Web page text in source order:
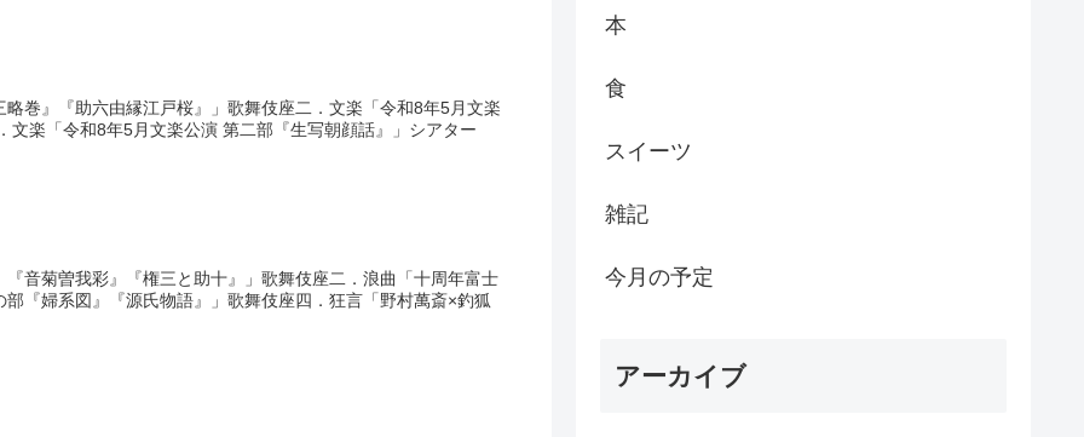
巻』『助六由縁江戸桜』」歌舞伎座二．文楽「令和8年5月文楽
楽「令和8年5月文楽公演 第二部『生写朝顔話』」シアター
音菊曽我彩』『権三と助十』」歌舞伎座二．浪曲「十周年富士
『婦系図』『源氏物語』」歌舞伎座四．狂言「野村萬斎×釣狐
本
食
スイーツ
雑記
今月の予定
アーカイブ